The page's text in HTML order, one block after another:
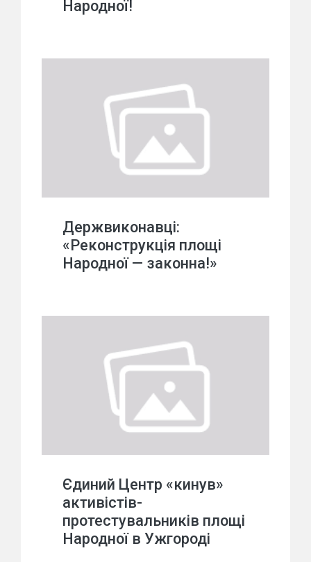
Народної!
Держвиконавці:
«Реконструкція площі
Народної — законна!»
Єдиний Центр «кинув»
активістів-
протестувальників площі
Народної в Ужгороді